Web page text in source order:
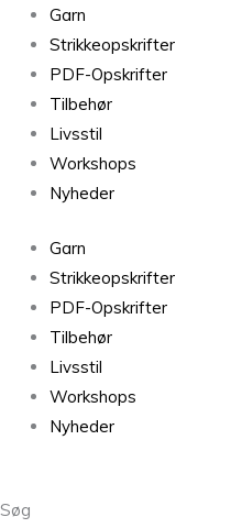
Garn
Strikkeopskrifter
PDF-Opskrifter
Tilbehør
Livsstil
Workshops
Nyheder
Garn
Strikkeopskrifter
PDF-Opskrifter
Tilbehør
Livsstil
Workshops
Nyheder
Søg
Isager
Tvinni
antal